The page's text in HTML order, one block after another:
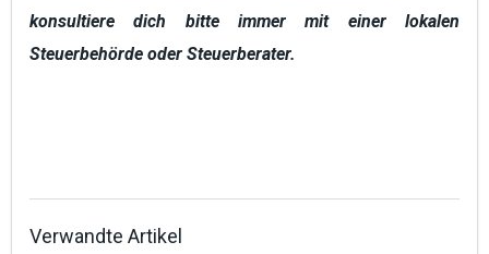
konsultiere dich bitte immer mit einer lokalen
Steuerbehörde oder Steuerberater.
Verwandte Artikel